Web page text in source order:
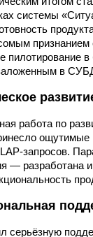
системы
признанием
пилотирование в
заложенным в
работа по
запросов.
— разработана
серьёзную